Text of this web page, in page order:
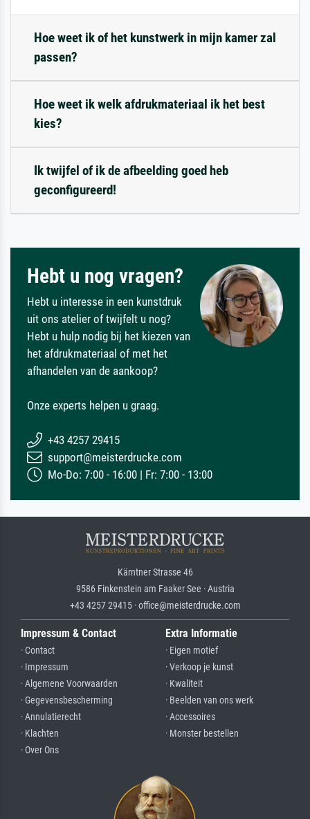
Hoe weet ik of het kunstwerk in mijn kamer zal
passen?
Hoe weet ik welk afdrukmateriaal ik het best
kies?
Ik twijfel of ik de afbeelding goed heb
geconfigureerd!
Hebt u nog vragen?
Hebt u interesse in een kunstdruk
uit ons atelier of twijfelt u nog?
Hebt u hulp nodig bij het kiezen van
het afdrukmateriaal of met het
afhandelen van de aankoop?
Onze experts helpen u graag.
+43 4257 29415
support@meisterdrucke.com
Mo-Do: 7:00 - 16:00 | Fr: 7:00 - 13:00
Kärntner Strasse 46
9586 Finkenstein am Faaker See · Austria
+43 4257 29415 · office@meisterdrucke.com
Impressum & Contact
· Contact
· Impressum
· Algemene Voorwaarden
· Gegevensbescherming
· Annulatierecht
· Klachten
· Over Ons
Extra Informatie
· Eigen motief
· Verkoop je kunst
· Kwaliteit
· Beelden van ons werk
· Accessoires
· Monster bestellen